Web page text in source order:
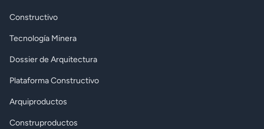
Constructivo
Tecnología Minera
Dossier de Arquitectura
Plataforma Constructivo
Arquiproductos
Construproductos